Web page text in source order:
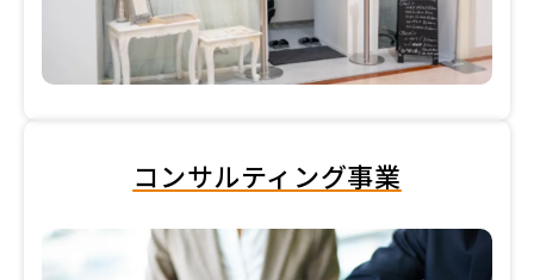
コンサルティング事業